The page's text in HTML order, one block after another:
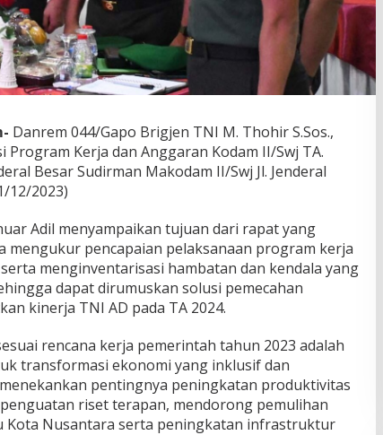
Danrem 044/Gapo Brigjen TNI M. Thohir S.Sos.,
Program Kerja dan Anggaran Kodam II/Swj TA.
Besar Sudirman Makodam II/Swj Jl. Jenderal
12/2023)
Adil menyampaikan tujuan dari rapat yang
mengukur pencapaian pelaksanaan program kerja
menginventarisasi hambatan dan kendala yang
dapat dirumuskan solusi pemecahan
kinerja TNI AD pada TA 2024.
rencana kerja pemerintah tahun 2023 adalah
transformasi ekonomi yang inklusif dan
pentingnya peningkatan produktivitas
riset terapan, mendorong pemulihan
Kota Nusantara serta peningkatan infrastruktur